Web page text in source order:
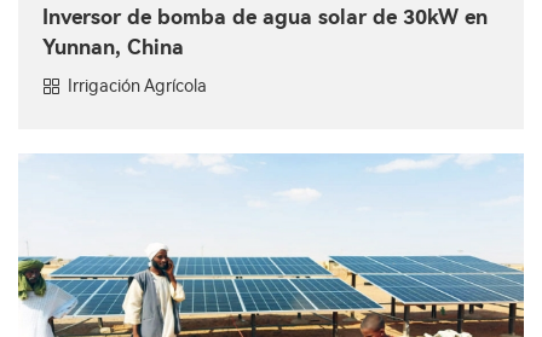
Inversor de bomba de agua solar de 30kW en
Yunnan, China
Irrigación Agrícola